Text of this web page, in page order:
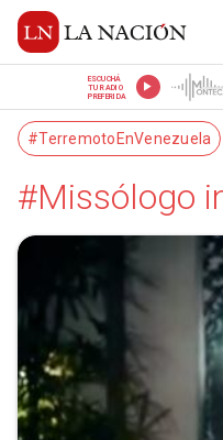
ESCUCHÁ
TU RADIO
PREFERIDA
#TerremotoEnVenezuela
#Missólogo